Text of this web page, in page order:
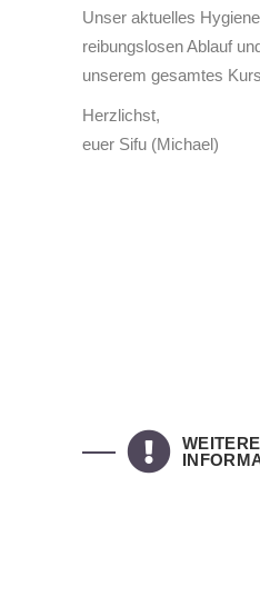
Unser aktuelles
reibungslosen Ablauf
unserem gesamtes
Herzlichst,
euer Sifu (Michael)
WEITERE